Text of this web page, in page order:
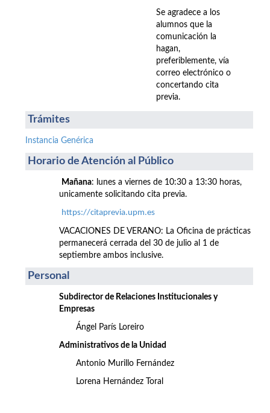
Se agradece a los
alumnos que la
comunicación la
hagan,
preferiblemente, vía
correo electrónico o
concertando cita
previa.
Trámites
Instancia Genérica
Horario de Atención al Público
Mañana: lunes a viernes de 10:30 a 13:30 horas,
unicamente solicitando cita previa.
https://citaprevia.upm.es
VACACIONES DE VERANO: La Oficina de prácticas
permanecerá cerrada del 30 de julio al 1 de
septiembre ambos inclusive.
Personal
Subdirector de Relaciones Institucionales y
Empresas
Ángel París Loreiro
Administrativos de la Unidad
Antonio Murillo Fernández
Lorena Hernández Toral